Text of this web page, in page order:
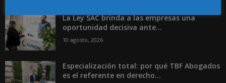
La Ley SAC brinda a las empresas una
oportunidad decisiva ante...
10 agosto, 2026
Especialización total: por qué TBF Abogados
es el referente en derecho...